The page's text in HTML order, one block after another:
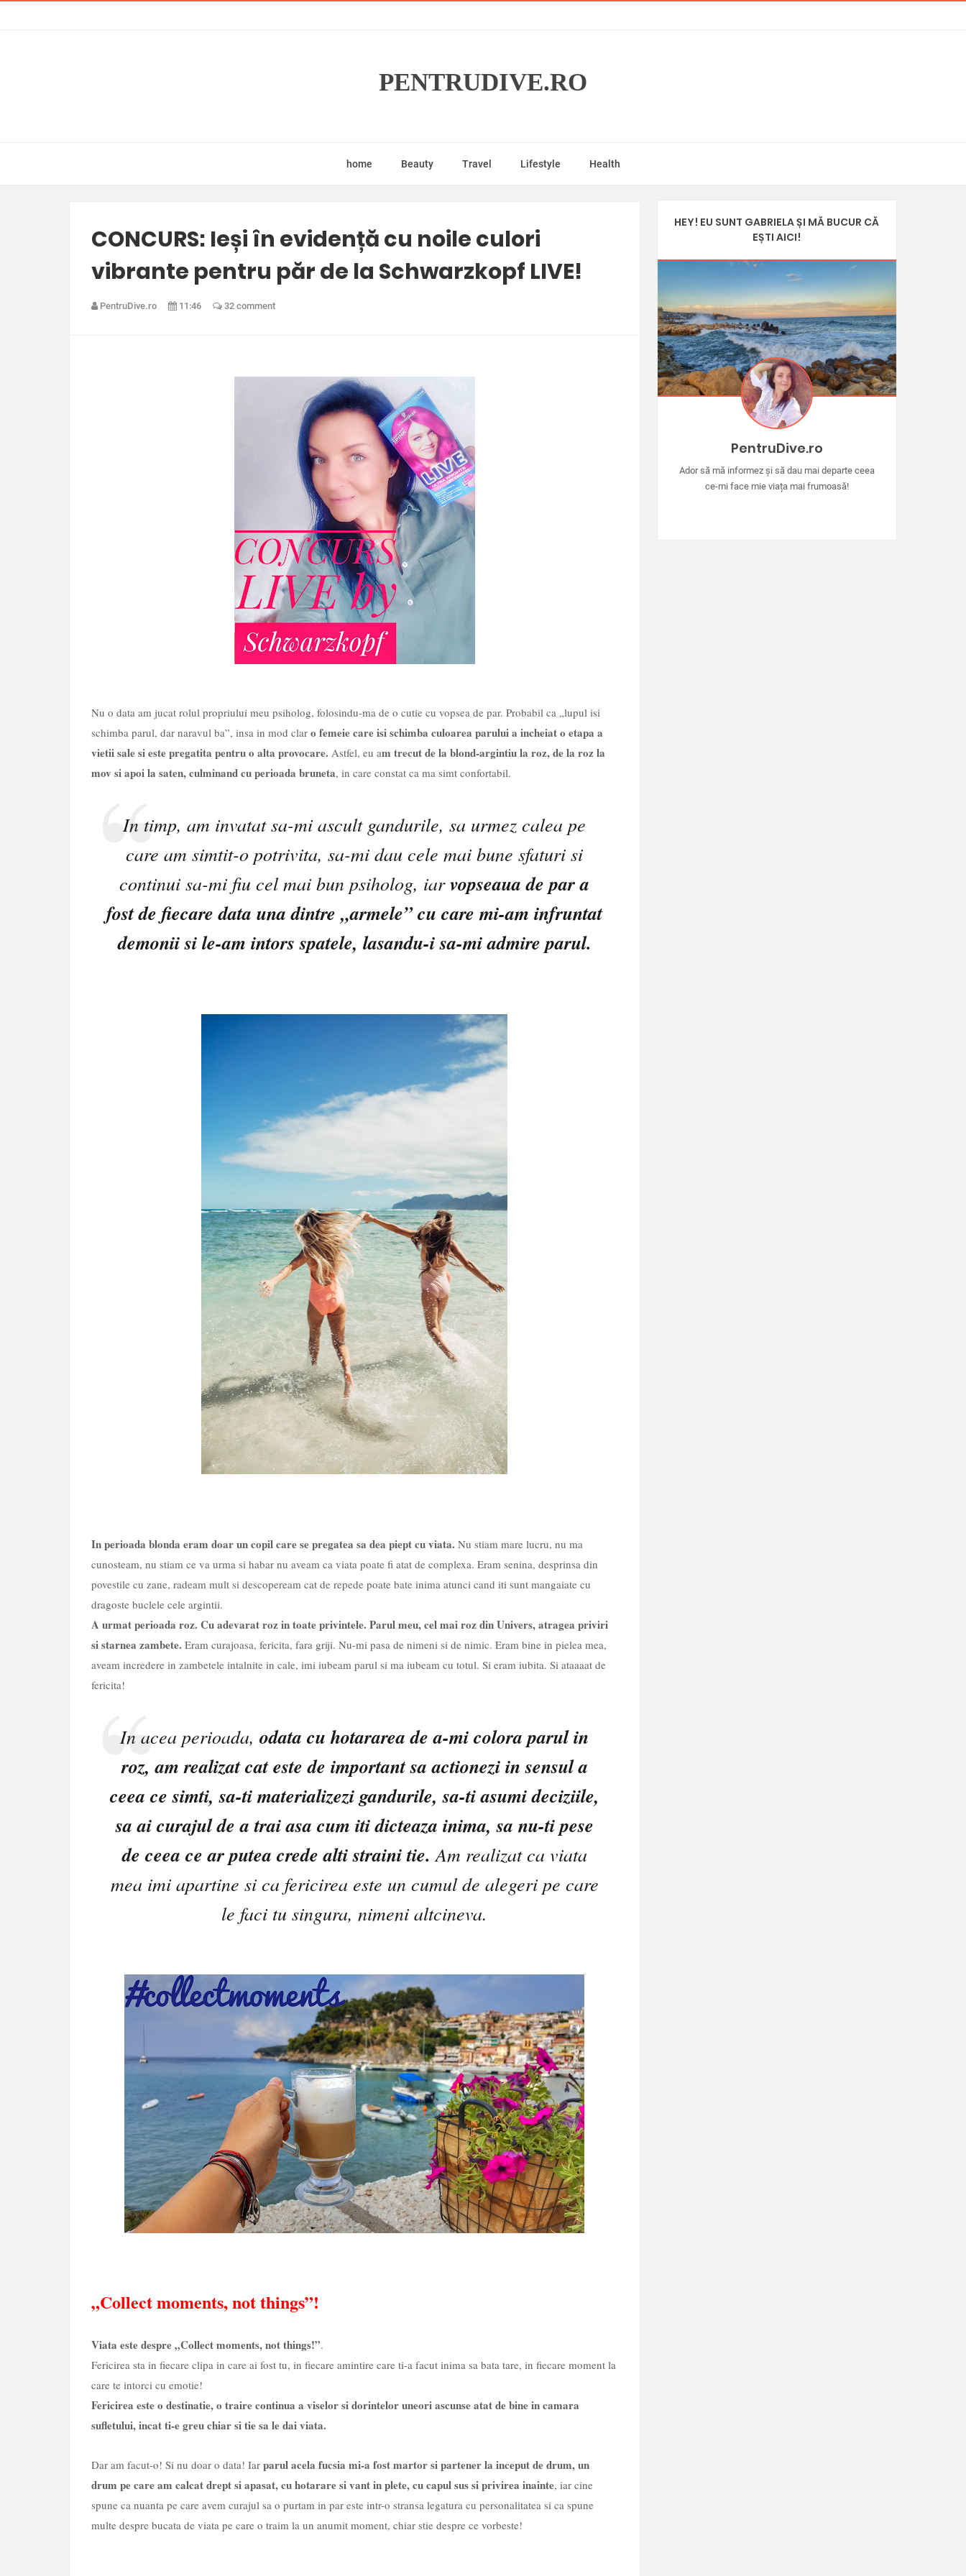
PENTRUDIVE.RO
home Beauty Travel Lifestyle Health
CONCURS: Ieși în evidență cu noile culori
vibrante pentru păr de la Schwarzkopf LIVE!
PentruDive.ro 11:46 32 comment
Nu o data am jucat rolul propriului meu psiholog, folosindu-ma de o cutie cu vopsea de par. Probabil ca „lupul isi
schimba parul, dar naravul ba”, insa in mod clar o femeie care isi schimba culoarea parului a incheiat o etapa a
vietii sale si este pregatita pentru o alta provocare. Astfel, eu am trecut de la blond-argintiu la roz, de la roz la
mov si apoi la saten, culminand cu perioada bruneta, in care constat ca ma simt confortabil.
In timp, am invatat sa-mi ascult gandurile, sa urmez calea pe
care am simtit-o potrivita, sa-mi dau cele mai bune sfaturi si
continui sa-mi fiu cel mai bun psiholog, iarvopseaua de par a
fost de fiecare data una dintre „armele” cu care mi-am infruntat
demonii si le-am intors spatele, lasandu-i sa-mi admire parul.
In perioada blonda eram doar un copil care se pregatea sa dea piept cu viata. Nu stiam mare lucru, nu ma
cunosteam, nu stiam ce va urma si habar nu aveam ca viata poate fi atat de complexa. Eram senina, desprinsa din
povestile cu zane, radeam mult si descopeream cat de repede poate bate inima atunci cand iti sunt mangaiate cu
dragoste buclele cele argintii.
A urmat perioada roz. Cu adevarat roz in toate privintele. Parul meu, cel mai roz din Univers, atragea priviri
si starnea zambete. Eram curajoasa, fericita, fara griji. Nu-mi pasa de nimeni si de nimic. Eram bine in pielea mea,
aveam incredere in zambetele intalnite in cale, imi iubeam parul si ma iubeam cu totul. Si eram iubita. Si ataaaat de
fericita!
In acea perioada,odata cu hotararea de a-mi colora parul in
roz, am realizat cat este de important sa actionezi in sensul a
ceea ce simti, sa-ti materializezi gandurile, sa-ti asumi deciziile,
sa ai curajul de a trai asa cum iti dicteaza inima, sa nu-ti pese
de ceea ce ar putea crede alti straini tie. Am realizat ca viata
mea imi apartine si ca fericirea este un cumul de alegeri pe care
le faci tu singura, nimeni altcineva.
„Collect moments, not things”!
Viata este despre „Collect moments, not things!”.
Fericirea sta in fiecare clipa in care ai fost tu, in fiecare amintire care ti-a facut inima sa bata tare, in fiecare moment la
care te intorci cu emotie!
Fericirea este o destinatie, o traire continua a viselor si dorintelor uneori ascunse atat de bine in camara
sufletului, incat ti-e greu chiar si tie sa le dai viata.
Dar am facut-o! Si nu doar o data! Iar parul acela fucsia mi-a fost martor si partener la inceput de drum, un
drum pe care am calcat drept si apasat, cu hotarare si vant in plete, cu capul sus si privirea inainte, iar cine
spune ca nuanta pe care avem curajul sa o purtam in par este intr-o stransa legatura cu personalitatea si ca spune
multe despre bucata de viata pe care o traim la un anumit moment, chiar stie despre ce vorbeste!
HEY! EU SUNT GABRIELA ȘI MĂ BUCUR CĂ
EȘTI AICI!
PentruDive.ro
Ador să mă informez și să dau mai departe ceea
ce-mi face mie viața mai frumoasă!